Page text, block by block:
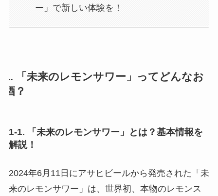
ー」で新しい体験を！
1. 「未来のレモンサワー」ってどんなお
酒？
1-1. 「未来のレモンサワー」とは？基本情報を
解説！
2024年6月11日にアサヒビールから発売された「未
来のレモンサワー」は、世界初、本物のレモンス